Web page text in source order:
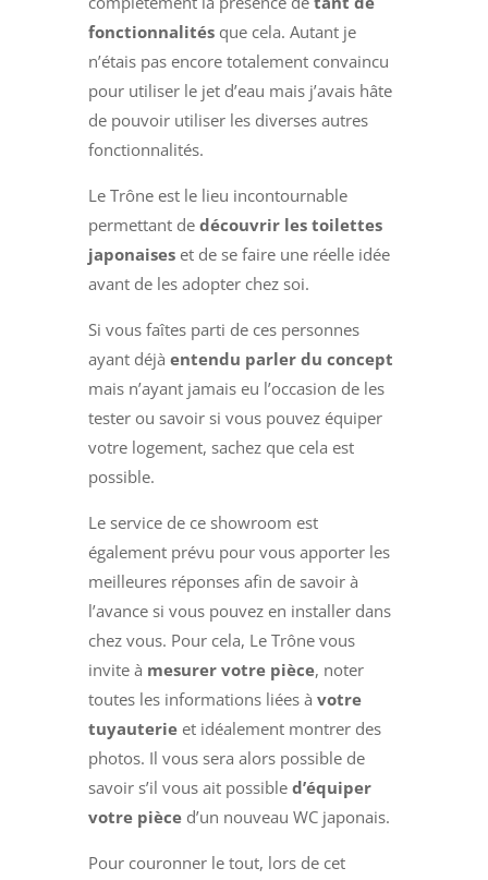
fonctionnalitésque cela. Autant je
n’étais pas encore totalement convaincu
pour utiliser le jet d’eau mais j’avais hâte
de pouvoir utiliser les diverses autres
fonctionnalités.
Le Trône est le lieu incontournable
permettant de découvrir les toilettes
japonaiseset de se faire une réelle idée
avant de les adopter chez soi.
Si vous faîtes parti de ces personnes
ayant déjà entendu parler du concept
mais n’ayant jamais eu l’occasion de les
tester ou savoir si vous pouvez équiper
votre logement, sachez que cela est
possible.
Le service de ce showroom est
également prévu pour vous apporter les
meilleures réponses afin de savoir à
l’avance si vous pouvez en installer dans
chez vous. Pour cela, Le Trône vous
invite à mesurer votre pièce, noter
toutes les informations liées à votre
tuyauterieet idéalement montrer des
photos. Il vous sera alors possible de
savoir s’il vous ait possible d’équiper
votre pièced’un nouveau WC japonais.
Pour couronner le tout, lors de cet